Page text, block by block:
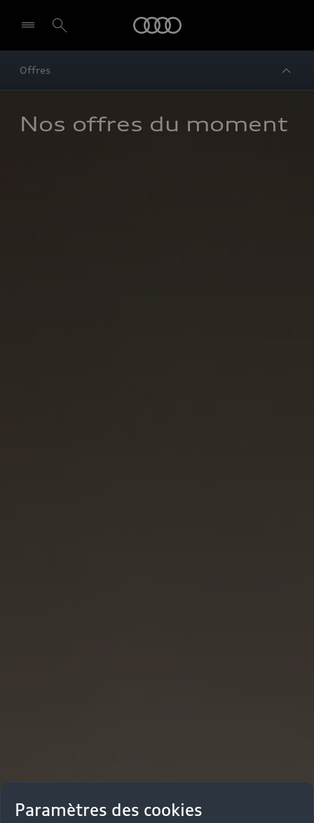
Paramètres des cookies
Offres
Nos offres du moment